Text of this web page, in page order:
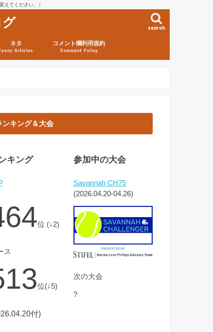
てください。）
search
ネタ
Articles
コメント欄利用規約
Comment Policy
ンキング＆大会
キング
位 (↓2)
ス
位(↓5)
付)
参加中の大会
Savannah CH75
(2026.04.20-04.26)
次の大会
?